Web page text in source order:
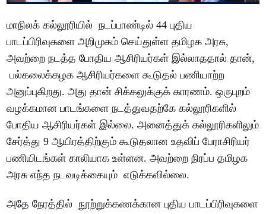
மாநிலக் கல்லூரியில் நடப்பாண்டில் 44 புதிய
பாடப்பிரிவுகளை அறிமுகம் செய்துள்ள தமிழக அரசு,
அவற்றை நடத்த போதிய ஆசிரியர்கள் இல்லாததால் தான்,
பல்கலைக்கழக ஆசிரியர்களை கூடுதல் பணியாற்ற
அனுப்புகிறது. அது தான் சிக்கலுக்குக் காரணம். ஒருபுறம்
வழக்கமான பாடங்களை நடத்துவதற்கே கல்லூரிகளில்
போதிய ஆசிரியர்கள் இல்லை. அனைத்துக் கல்லூரிகளிலும்
சேர்த்து 9 ஆயிரத்திற்கும் கூடுதலான உதவிப் பேராசிரியர்
பணியிடங்கள் காலியாக உள்ளன. அவற்றை நிரப்ப தமிழக
அரசு எந்த நடவடிக்கையும் எடுக்கவில்லை.
அதே நேரத்தில் நூற்றுக்கணக்கான புதிய பாடப்பிரிவுகளை